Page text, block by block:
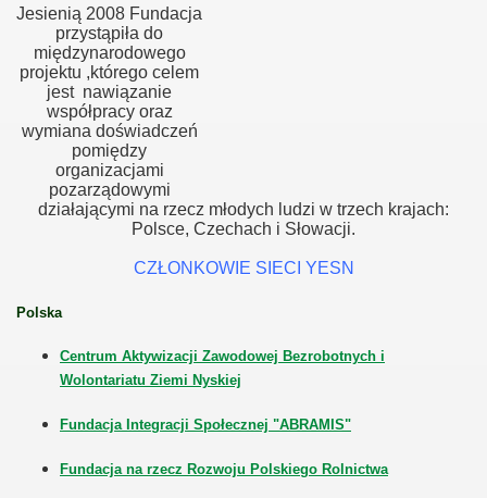
Jesienią 2008 Fundacja
przystąpiła do
międzynarodowego
projektu ,którego celem
jest nawiązanie
współpracy oraz
wymiana doświadczeń
pomiędzy
organizacjami
pozarządowymi
działającymi na rzecz młodych ludzi w trzech krajach:
Polsce, Czechach i Słowacji.
CZŁONKOWIE SIECI YESN
Polska
Centrum Aktywizacji Zawodowej Bezrobotnych i
Wolontariatu Ziemi Nyskiej
Fundacja Integracji Społecznej "ABRAMIS"
Fundacja na rzecz Rozwoju Polskiego Rolnictwa
Lider -aktywna społeczność"
"Lokalne Centrum Wsparcia NGO"
ludzie -aktywna wieś"
życia społecznego i zawodowego"
wiejskiej